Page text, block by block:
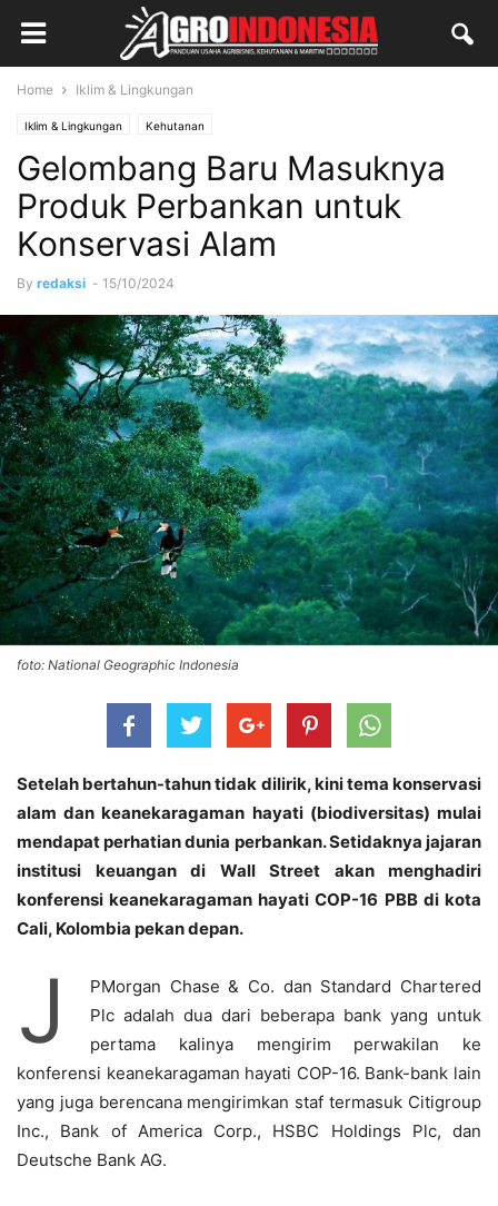
Home Iklim & Lingkungan
Iklim & Lingkungan Kehutanan
Gelombang Baru Masuknya
Produk Perbankan untuk
Konservasi Alam
By redaksi - 15/10/2024
foto: National Geographic Indonesia
Setelah bertahun-tahun tidak dilirik, kini tema konservasi
alam dan keanekaragaman hayati (biodiversitas) mulai
mendapat perhatian dunia perbankan. Setidaknya jajaran
institusi keuangan di Wall Street akan menghadiri
konferensi keanekaragaman hayati COP-16 PBB di kota
Cali, Kolombia pekan depan.
J
PMorgan Chase & Co. dan Standard Chartered
Plc adalah dua dari beberapa bank yang untuk
pertama kalinya mengirim perwakilan ke
konferensi keanekaragaman hayati COP-16. Bank-bank lain
yang juga berencana mengirimkan staf termasuk Citigroup
Inc., Bank of America Corp., HSBC Holdings Plc, dan
Deutsche Bank AG.